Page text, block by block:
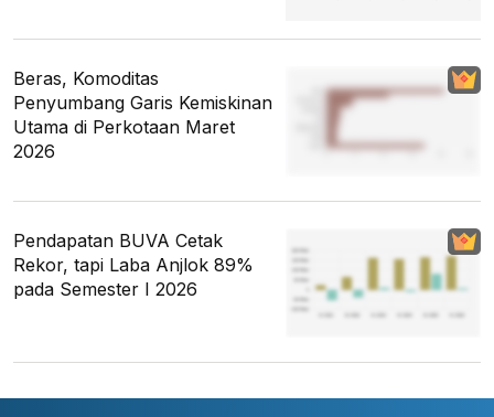
Beras, Komoditas
Penyumbang Garis Kemiskinan
Utama di Perkotaan Maret
2026
Pendapatan BUVA Cetak
Rekor, tapi Laba Anjlok 89%
pada Semester I 2026